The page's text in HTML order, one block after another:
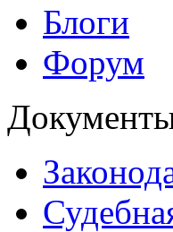
Блоги
Форум